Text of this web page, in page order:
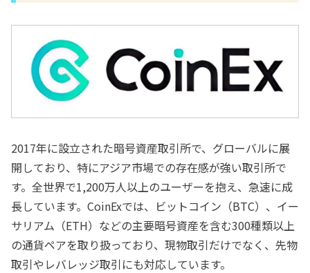
2017年に設立された暗号資産取引所で、グローバルに展
開しており、特にアジア市場での存在感が強い取引所で
す。全世界で1,200万人以上のユーザーを抱え、急速に成
長しています。CoinExでは、ビットコイン（BTC）、イー
サリアム（ETH）などの主要暗号資産を含む300種類以上
の通貨ペアを取り扱っており、現物取引だけでなく、先物
取引やレバレッジ取引にも対応しています。